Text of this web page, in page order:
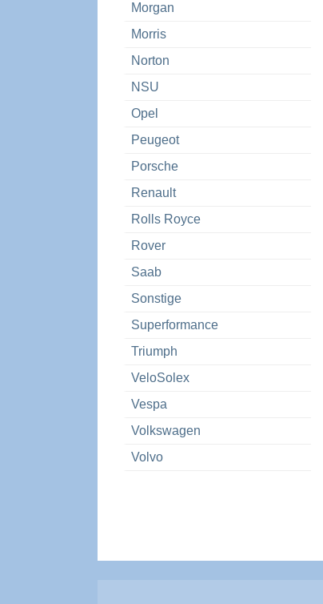
Morgan
Morris
Norton
NSU
Opel
Peugeot
Porsche
Renault
Rolls Royce
Rover
Saab
Sonstige
Superformance
Triumph
VeloSolex
Vespa
Volkswagen
Volvo